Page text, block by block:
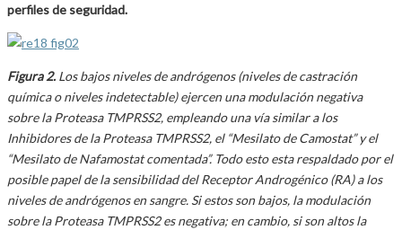
perfiles de seguridad.
Figura 2. Los bajos niveles de andrógenos (niveles de castración
química o niveles indetectable) ejercen una modulación negativa
sobre la Proteasa TMPRSS2, empleando una vía similar a los
Inhibidores de la Proteasa TMPRSS2, el “Mesilato de Camostat” y el
“Mesilato de Nafamostat comentada”. Todo esto esta respaldado por el
posible papel de la sensibilidad del Receptor Androgénico (RA) a los
niveles de andrógenos en sangre. Si estos son bajos, la modulación
sobre la Proteasa TMPRSS2 es negativa; en cambio, si son altos la